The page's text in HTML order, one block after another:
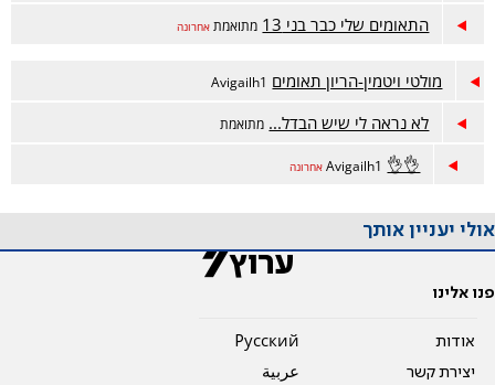
התאומים שלי כבר בני 13 מתואמת אחרונה
מולטי ויטמין-הריון תאומים Avigailh1
לא נראה לי שיש הבדל... מתואמת
👌👌
Avigailh1 אחרונה
אולי יעניין אותך
פנו אלינו
אודות
יצירת קשר
Pусский
عربية